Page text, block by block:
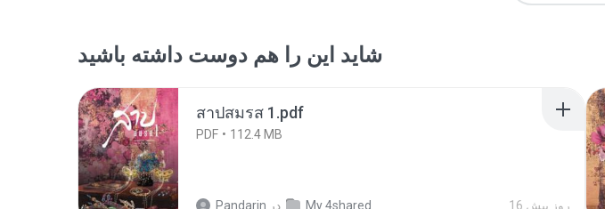
شاید این را هم دوست داشته باشید
สาปสมรส 1.pdf
PDF 112.4 MB
Pandarin در My 4shared 16 روز پیش